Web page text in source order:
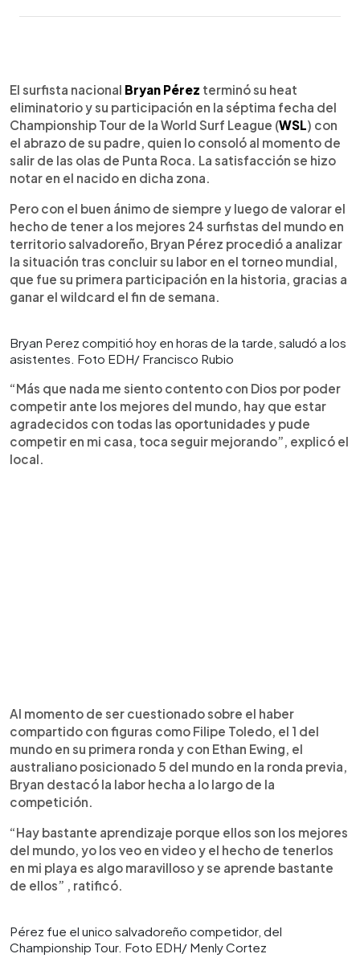
► Escuchar artículo
El surfista nacional Bryan Pérez terminó su heat
eliminatorio y su participación en la séptima fecha del
Championship Tour de la World Surf League (WSL) con
el abrazo de su padre, quien lo consoló al momento de
salir de las olas de Punta Roca. La satisfacción se hizo
notar en el nacido en dicha zona.
Pero con el buen ánimo de siempre y luego de valorar el
hecho de tener a los mejores 24 surfistas del mundo en
territorio salvadoreño, Bryan Pérez procedió a analizar
la situación tras concluir su labor en el torneo mundial,
que fue su primera participación en la historia, gracias a
ganar el wildcard el fin de semana.
Bryan Perez compitió hoy en horas de la tarde, saludó a los
asistentes. Foto EDH/ Francisco Rubio
“Más que nada me siento contento con Dios por poder
competir ante los mejores del mundo, hay que estar
agradecidos con todas las oportunidades y pude
competir en mi casa, toca seguir mejorando”, explicó el
local.
Al momento de ser cuestionado sobre el haber
compartido con figuras como Filipe Toledo, el 1 del
mundo en su primera ronda y con Ethan Ewing, el
australiano posicionado 5 del mundo en la ronda previa,
Bryan destacó la labor hecha a lo largo de la
competición.
“Hay bastante aprendizaje porque ellos son los mejores
del mundo, yo los veo en video y el hecho de tenerlos
en mi playa es algo maravilloso y se aprende bastante
de ellos” , ratificó.
Pérez fue el unico salvadoreño competidor, del
Championship Tour. Foto EDH/ Menly Cortez